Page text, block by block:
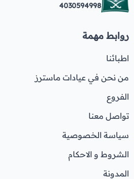
4030594998
روابط مهمة
اطبائنا
من نحن في عيادات ماسترز
الفروع
تواصل معنا
سياسة الخصوصية
الشروط و الاحكام
المدونة